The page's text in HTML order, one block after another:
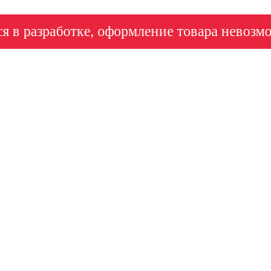
в разработке, оформление товара